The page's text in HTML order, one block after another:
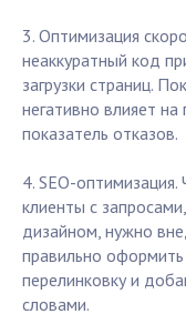
3. Оптимизация
неаккуратный код
загрузки страниц.
негативно влияет
показатель отказов.
4. SEO-
клиенты с
дизайном, нужно
правильно
перелинковку и
словами.